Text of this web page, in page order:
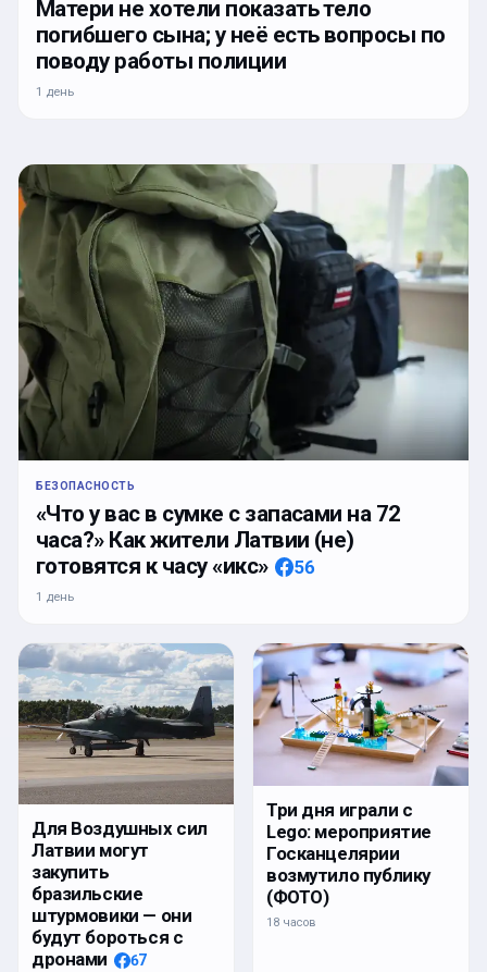
Матери не хотели показать тело
погибшего сына; у неё есть вопросы по
поводу работы полиции
1 день
БЕЗОПАСНОСТЬ
«Что у вас в сумке с запасами на 72
часа?» Как жители Латвии (не)
готовятся к часу «икс»
56
1 день
Для Воздушных сил
Латвии могут
закупить
бразильские
штурмовики — они
будут бороться с
дронами
67
Три дня играли с
Lego: мероприятие
Госканцелярии
возмутило публику
(ФОТО)
18 часов